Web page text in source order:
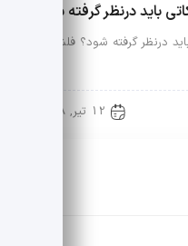
باید درنظر گرفته شود؟
درنظر گرفته شود؟ فلش
12 تیر, 1398